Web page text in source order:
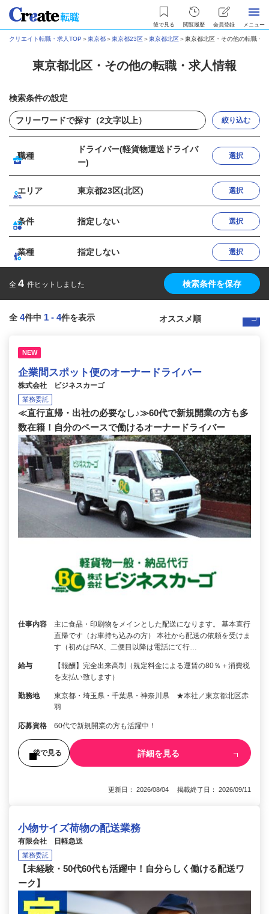
後で見る 閲覧履歴 会員登録 メニュー
クリエイト転職・求人TOP ＞東京都＞東京都23区＞東京都北区＞東京都北区・その他の転職・
東京都北区・その他の転職・求人情報
検索条件の設定
絞り込む
職種
ドライバー(軽貨物運送ドライバ
ー)
選択
エリア 東京都23区(北区) 選択
条件 指定しない 選択
業種 指定しない 選択
全 4 件ヒットしました 検索条件を保存
全 4件中 1 - 4件を表示
NEW
企業間スポット便のオーナードライバー
株式会社 ビジネスカーゴ
業務委託
≪直行直帰・出社の必要なし♪≫60代で新規開業の方も多
数在籍！自分のペースで働けるオーナードライバー
仕事内容
主に食品・印刷物をメインとした配送になります。 基本直行
直帰です（お車持ち込みの方） 本社から配送の依頼を受けま
す（初めはFAX、二便目以降は電話にて行…
給与
【報酬】完全出来高制（規定料金による運賃の80％＋消費税
を支払い致します）
勤務地
東京都・埼玉県・千葉県・神奈川県 ★本社／東京都北区赤
羽
応募資格 60代で新規開業の方も活躍中！
後で見る 詳細を見る
更新日： 2026/08/04 掲載終了日： 2026/09/11
小物サイズ荷物の配送業務
有限会社 日軽急送
業務委託
【未経験・50代60代も活躍中！自分らしく働ける配送ワ
ーク】